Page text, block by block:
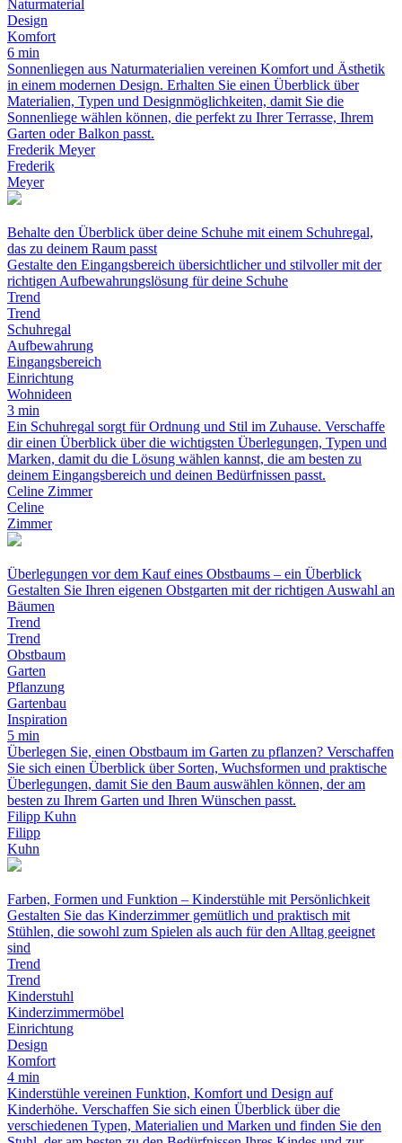
Naturmaterial
Design
Komfort
6 min
Sonnenliegen aus Naturmaterialien vereinen Komfort und Ästhetik
in einem modernen Design. Erhalten Sie einen Überblick über
Materialien, Typen und Designmöglichkeiten, damit Sie die
Sonnenliege wählen können, die perfekt zu Ihrer Terrasse, Ihrem
Garten oder Balkon passt.
Frederik Meyer
Frederik
Meyer
Behalte den Überblick über deine Schuhe mit einem Schuhregal,
das zu deinem Raum passt
Gestalte den Eingangsbereich übersichtlicher und stilvoller mit der
richtigen Aufbewahrungslösung für deine Schuhe
Trend
Trend
Schuhregal
Aufbewahrung
Eingangsbereich
Einrichtung
Wohnideen
3 min
Ein Schuhregal sorgt für Ordnung und Stil im Zuhause. Verschaffe
dir einen Überblick über die wichtigsten Überlegungen, Typen und
Marken, damit du die Lösung wählen kannst, die am besten zu
deinem Eingangsbereich und deinen Bedürfnissen passt.
Celine Zimmer
Celine
Zimmer
Überlegungen vor dem Kauf eines Obstbaums – ein Überblick
Gestalten Sie Ihren eigenen Obstgarten mit der richtigen Auswahl an
Bäumen
Trend
Trend
Obstbaum
Garten
Pflanzung
Gartenbau
Inspiration
5 min
Überlegen Sie, einen Obstbaum im Garten zu pflanzen? Verschaffen
Sie sich einen Überblick über Sorten, Wuchsformen und praktische
Überlegungen, damit Sie den Baum auswählen können, der am
besten zu Ihrem Garten und Ihren Wünschen passt.
Filipp Kuhn
Filipp
Kuhn
Farben, Formen und Funktion – Kinderstühle mit Persönlichkeit
Gestalten Sie das Kinderzimmer gemütlich und praktisch mit
Stühlen, die sowohl zum Spielen als auch für den Alltag geeignet
sind
Trend
Trend
Kinderstuhl
Kinderzimmermöbel
Einrichtung
Design
Komfort
4 min
Kinderstühle vereinen Funktion, Komfort und Design auf
Kinderhöhe. Verschaffen Sie sich einen Überblick über die
verschiedenen Typen, Materialien und Marken und finden Sie den